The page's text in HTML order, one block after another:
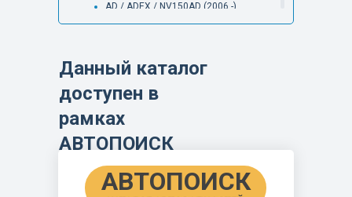
AD / ADEX / NV150AD (2006 -)
AD WAGON ( 1990 - 2005 )
ALMERA ( 1995 - 2012 )
ALMERA ( 2012 - )
ALMERA ( 2021 - )
ALMERA JPN MAKE ( 2000 - 2001 )
ALMERA MLY MAKE ( 2012 - 2020 )
Данный каталог
доступен в
рамках
АВТОПОИСК
АВТОПОИСК